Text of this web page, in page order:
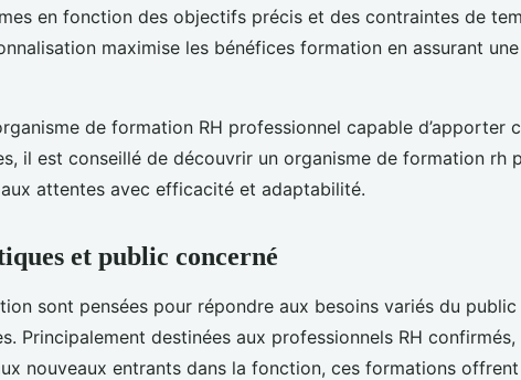
en fonction des objectifs précis et des contraintes de
maximise les bénéfices formation en assurant
de formation RH professionnel capable d’apporter
il est conseillé de découvrir un organisme de formation rh
attentes avec efficacité et adaptabilité.
et public concerné
sont pensées pour répondre aux besoins variés du
Principalement destinées aux professionnels RH confirmés,
nouveaux entrants dans la fonction, ces formations